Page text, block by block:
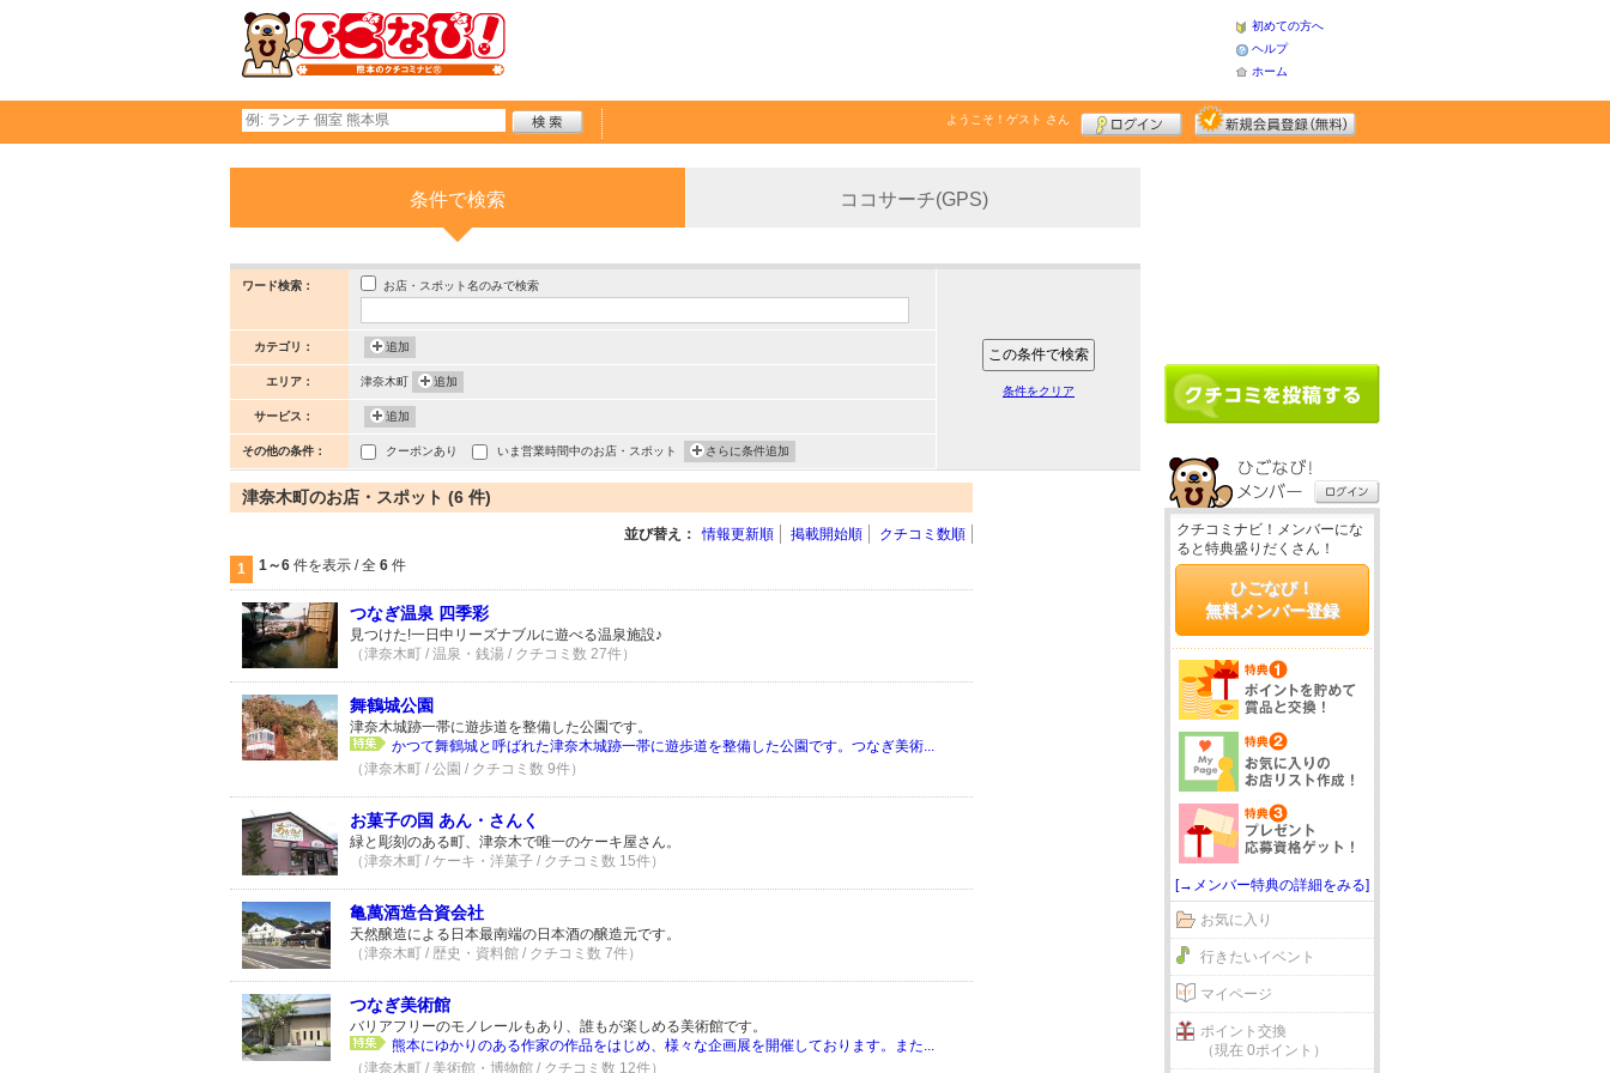
初めての方へ
ヘルプ
ホーム
ようこそ！ ゲスト さん
条件で検索 ココサーチ(GPS)
ワード検索： お店・スポット名のみで検索
カテゴリ： 追加
エリア： 津奈木町 追加
サービス： 追加
その他の条件： クーポンあり いま営業時間中のお店・スポット さらに条件追加
条件をクリア
津奈木町のお店・スポット (6 件)
並び替え： 情報更新順 掲載開始順 クチコミ数順
1 1～6 件を表示 / 全 6 件
つなぎ温泉 四季彩
見つけた!一日中リーズナブルに遊べる温泉施設♪
（津奈木町 / 温泉・銭湯 / クチコミ数 27件）
舞鶴城公園
津奈木城跡一帯に遊歩道を整備した公園です。
かつて舞鶴城と呼ばれた津奈木城跡一帯に遊歩道を整備した公園です。つなぎ美術...
（津奈木町 / 公園 / クチコミ数 9件）
お菓子の国 あん・さんく
緑と彫刻のある町、津奈木で唯一のケーキ屋さん。
（津奈木町 / ケーキ・洋菓子 / クチコミ数 15件）
亀萬酒造合資会社
天然醸造による日本最南端の日本酒の醸造元です。
（津奈木町 / 歴史・資料館 / クチコミ数 7件）
つなぎ美術館
バリアフリーのモノレールもあり、誰もが楽しめる美術館です。
熊本にゆかりのある作家の作品をはじめ、様々な企画展を開催しております。また...
（津奈木町 / 美術館・博物館 / クチコミ数 12件）
クチコミナビ！メンバーにな
ると特典盛りだくさん！
ひごなび！
無料メンバー登録
[→メンバー特典の詳細をみる]
お気に入り
行きたいイベント
マイページ
ポイント交換
（現在 0ポイント）